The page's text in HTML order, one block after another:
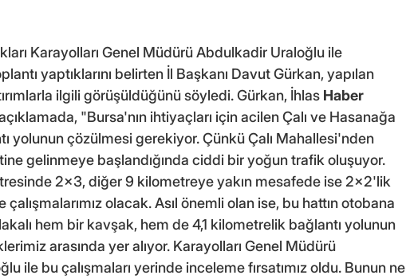
Karayolları Genel Müdürü Abdulkadir Uraloğlu ile
yaptıklarını belirten İl Başkanı Davut Gürkan, yapılan
ilgili görüşüldüğünü söyledi. Gürkan, İhlas Haber
"Bursa'nın ihtiyaçları için acilen Çalı ve Hasanağa
yolunun çözülmesi gerekiyor. Çünkü Çalı Mahallesi'nden
gelinmeye başlandığında ciddi bir yoğun trafik oluşuyor.
2x3, diğer 9 kilometreye yakın mesafede ise 2x2'lik
olacak. Asıl önemli olan ise, bu hattın otobana
hem bir kavşak, hem de 4,1 kilometrelik bağlantı yolunun
arasında yer alıyor. Karayolları Genel Müdürü
ile bu çalışmaları yerinde inceleme fırsatımız oldu. Bunun ne